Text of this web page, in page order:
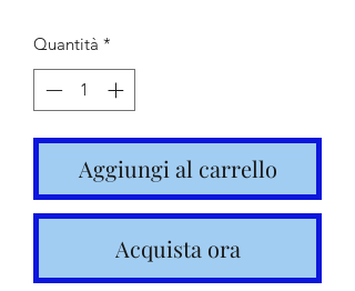
Quantità *
Aggiungi al carrello
Acquista ora